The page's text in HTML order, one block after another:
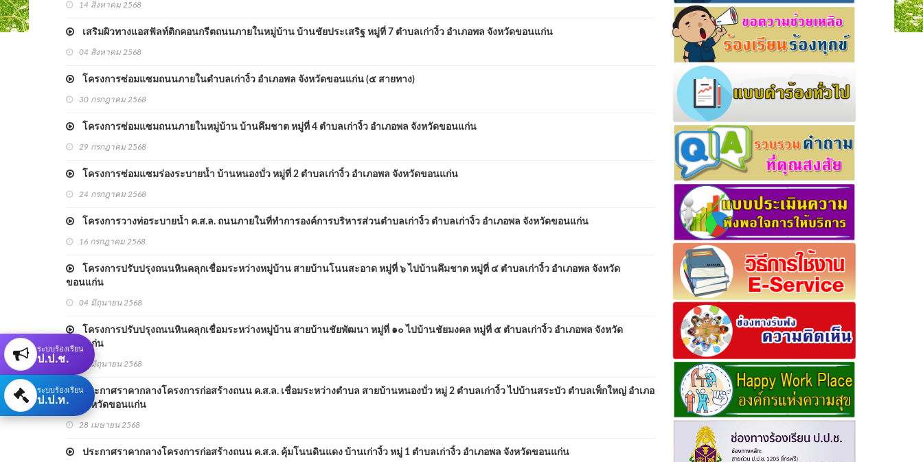
14 สิงหาคม 2568
เสริมผิวทางแอสฟัลท์ติกคอนกรีตถนนภายในหมู่บ้าน บ้านชัยประเสริฐ หมู่ที่ 7 ตำบลเก่างิ้ว อำเภอพล จังหวัดขอนแก่น
04 สิงหาคม 2568
โครงการซ่อมแซมถนนภายในตำบลเก่างิ้ว อำเภอพล จังหวัดขอนแก่น (๕ สายทาง)
30 กรกฎาคม 2568
โครงการซ่อมแซมถนนภายในหมู่บ้าน บ้านคึมชาต หมู่ที่ 4 ตำบลเก่างิ้ว อำเภอพล จังหวัดขอนแก่น
29 กรกฎาคม 2568
โครงการซ่อมแซมร่องระบายน้ำ บ้านหนองบั่ว หมู่ที่ 2 ตำบลเก่างิ้ว อำเภอพล จังหวัดขอนแก่น
24 กรกฎาคม 2568
โครงการวางท่อระบายน้ำ ค.ส.ล. ถนนภายในที่ทำการองค์การบริหารส่วนตำบลเก่างิ้ว ตำบลเก่างิ้ว อำเภอพล จังหวัดขอนแก่น
16 กรกฎาคม 2568
โครงการปรับปรุงถนนหินคลุกเชื่อมระหว่างหมู่บ้าน สายบ้านโนนสะอาด หมู่ที่ ๖ ไปบ้านคึมชาต หมู่ที่ ๔ ตำบลเก่างิ้ว อำเภอพล จังหวัด
ขอนแก่น
04 มิถุนายน 2568
โครงการปรับปรุงถนนหินคลุกเชื่อมระหว่างหมู่บ้าน สายบ้านชัยพัฒนา หมู่ที่ ๑๐ ไปบ้านชัยมงคล หมู่ที่ ๕ ตำบลเก่างิ้ว อำเภอพล จังหวัด
ขอนแก่น
04 มิถุนายน 2568
ประกาศราคากลางโครงการก่อสร้างถนน ค.ส.ล. เชื่อมระหว่างตำบล สายบ้านหนองบั่ว หมู่ 2 ตำบลเก่างิ้ว ไปบ้านสระบัว ตำบลเพ็กใหญ่ อำเภอ
พล จังหวัดขอนแก่น
28 เมษายน 2568
ประกาศราคากลางโครงการก่อสร้างถนน ค.ส.ล. คุ้มโนนดินแดง บ้านเก่างิ้ว หมู่ 1 ตำบลเก่างิ้ว อำเภอพล จังหวัดขอนแก่น
ระบบร้องเรียน
ป.ป.ช.
ระบบร้องเรียน
ป.ป.ท.